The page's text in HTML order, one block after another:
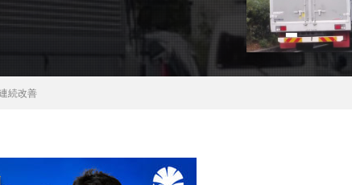
続改善